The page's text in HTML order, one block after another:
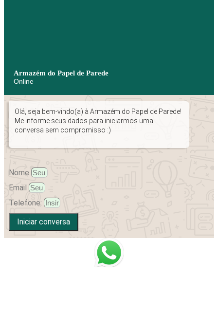
Armazém do Papel de Parede
Online
Olá, seja bem-vindo(a) à Armazém do Papel de Parede!
Me informe seus dados para iniciarmos uma
conversa sem compromisso :)
Nome
Email
Telefone:
Iniciar conversa